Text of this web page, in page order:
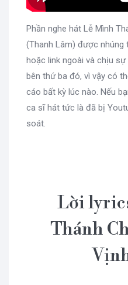
Phần nghe hát Lễ Mình
(Thanh Lâm) được nhúng
hoặc link ngoài và chịu
bên thứ ba đó, vì vậy có
cáo bất kỳ lúc nào. Nếu
ca sĩ hát tức là đã bị
soát.
Lời
Thánh